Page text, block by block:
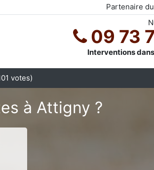
Partenaire
09 73
Interventions
votes)
à Attigny ?